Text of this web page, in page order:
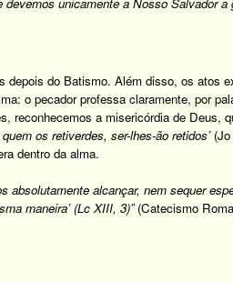
do Batismo. Além disso, os atos
o pecador professa claramente, por
reconhecemos a misericórdia de Deus,
os retiverdes, ser-lhes-ão retidos’
dentro da alma.
absolutamente alcançar, nem sequer
maneira’ (Lc XIII, 3)”(Catecismo